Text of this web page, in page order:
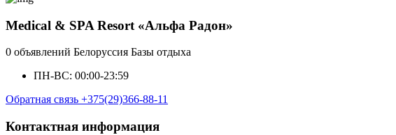
Medical & SPA Resort «Альфа Радон»
0 объявлений Белоруссия Базы отдыха
ПН-ВС: 00:00-23:59
Обратная связь +375(29)366-88-11
Контактная информация